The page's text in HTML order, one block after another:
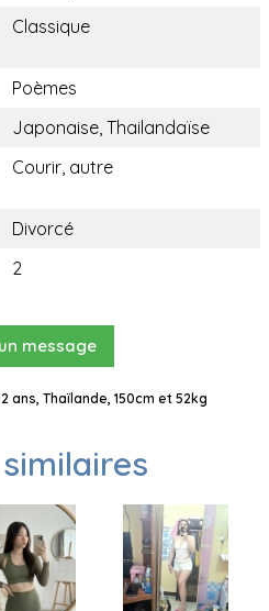
Classique
Poèmes
Japonaise, Thailandaïse
Courir, autre
Divorcé
2
message
ans, Thaïlande, 150cm et 52kg